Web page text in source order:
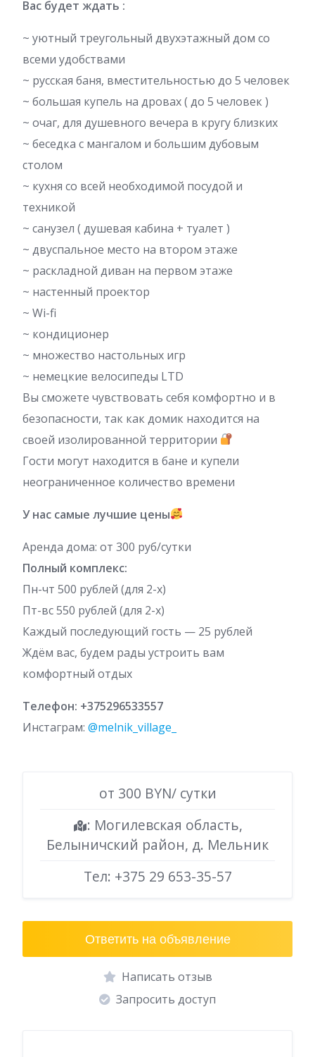
Вас будет ждать :
~ уютный треугольный двухэтажный дом со
всеми удобствами
~ русская баня, вместительностью до 5 человек
~ большая купель на дровах ( до 5 человек )
~ очаг, для душевного вечера в кругу близких
~ беседка с мангалом и большим дубовым
столом
~ кухня со всей необходимой посудой и
техникой
~ санузел ( душевая кабина + туалет )
~ двуспальное место на втором этаже
~ раскладной диван на первом этаже
~ настенный проектор
~ Wi-fi
~ кондиционер
~ множество настольных игр
~ немецкие велосипеды LTD
Вы сможете чувствовать себя комфортно и в
безопасности, так как домик находится на
своей изолированной территории
Гости могут находится в бане и купели
неограниченное количество времени
У нас самые лучшие цены
Аренда дома: от 300 руб/сутки
Полный комплекс:
Пн-чт 500 рублей (для 2-х)
Пт-вс 550 рублей (для 2-х)
Каждый последующий гость — 25 рублей
Ждём вас, будем рады устроить вам
комфортный отдых
Телефон: +375296533557
Инстаграм: @melnik_village_
от 300 BYN/ сутки
: Могилевская область,
Белыничский район, д. Мельник
Тел: +375 29 653-35-57
Ответить на объявление
Написать отзыв
Запросить доступ